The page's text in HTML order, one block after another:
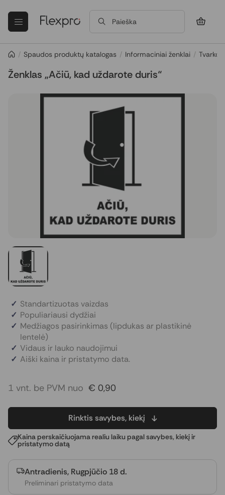
Paieška
/ Spaudos produktų katalogas / Informaciniai ženklai /
Ženklas „Ačiū, kad uždarote duris“
Standartizuotas vaizdas
Populiariausi dydžiai
Medžiagos pasirinkimas (lipdukas ar plastikinė
lentelė)
Vidaus ir lauko naudojimui
Aiški kaina ir pristatymo data.
1 vnt. be PVM nuo € 0,90
Rinktis savybes, kiekį
Kaina perskaičiuojama realiu laiku pagal savybes, kiekį ir
pristatymo datą
Antradienis, Rugpjūčio 18 d.
Preliminari pristatymo data